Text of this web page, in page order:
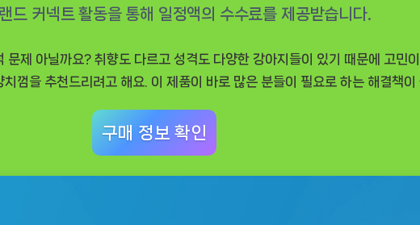
제 아닐까요? 취향도 다르고 성격도 다양한 강아지들이 있기 때문에 고민
껌을 추천드리려고 해요. 이 제품이 바로 많은 분들이 필요로 하는 해결책이
구매 정보 확인